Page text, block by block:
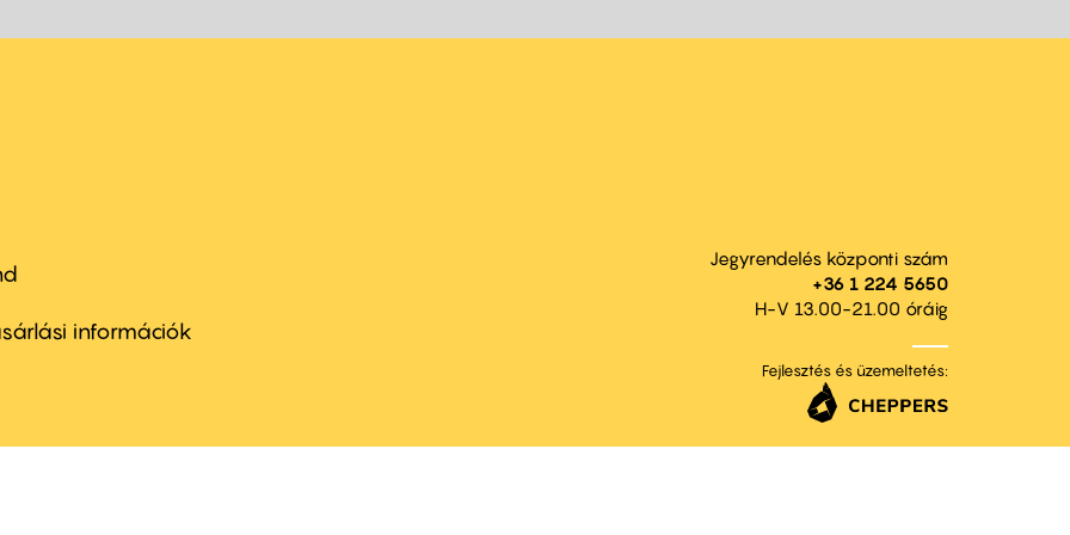
információk
Jegyrendelés központi szám
+36 1 224 5650
H-V 13.00-21.00 óráig
Fejlesztés és üzemeltetés: